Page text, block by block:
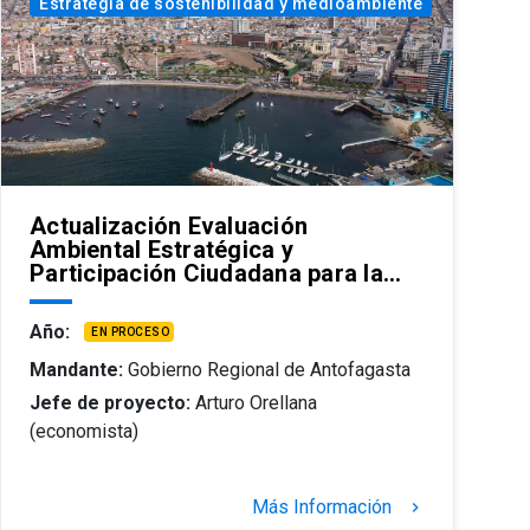
Actualización Evaluación
Ambiental Estratégica y
Participación Ciudadana para la…
Año: EN PROCESO
Mandante: Gobierno Regional de Antofagasta
Jefe de proyecto: Arturo Orellana
(economista)
Más Información keyboard_arrow_right